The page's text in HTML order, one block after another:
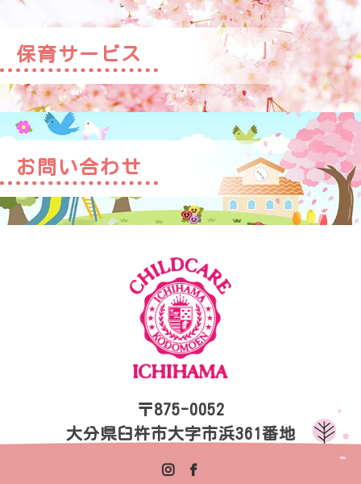
保育サービス
お問い合わせ
〒875-0052
大分県臼杵市大字市浜361番地